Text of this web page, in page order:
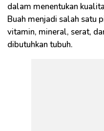
dalam menentukan
Buah menjadi salah satu
vitamin, mineral, serat,
dibutuhkan tubuh.